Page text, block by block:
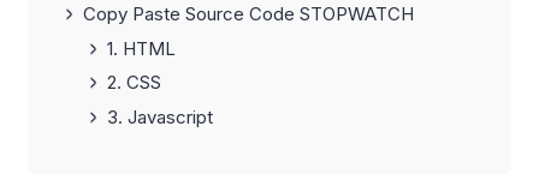
Copy Paste Source Code STOPWATCH
1. HTML
2. CSS
3. Javascript